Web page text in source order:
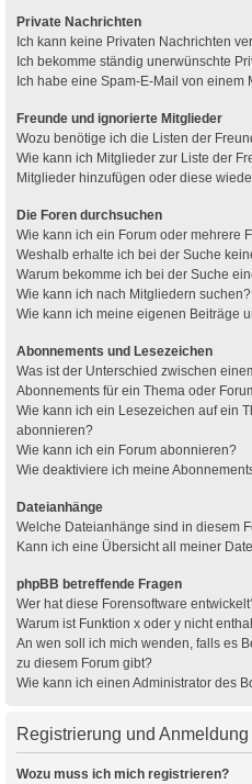
Private Nachrichten
Ich kann keine Privaten Nachrichten
Ich bekomme ständig unerwünschte
Ich habe eine Spam-E-Mail von einem
Freunde und ignorierte Mitglieder
Wozu benötige ich die Listen der
Wie kann ich Mitglieder zur Liste der
Mitglieder hinzufügen oder diese
Die Foren durchsuchen
Wie kann ich ein Forum oder mehrere
Weshalb erhalte ich bei der Suche
Warum bekomme ich bei der Suche
Wie kann ich nach Mitgliedern suchen?
Wie kann ich meine eigenen Beiträge
Abonnements und Lesezeichen
Was ist der Unterschied zwischen
Abonnements für ein Thema oder
Wie kann ich ein Lesezeichen auf ein
abonnieren?
Wie kann ich ein Forum abonnieren?
Wie deaktiviere ich meine
Dateianhänge
Welche Dateianhänge sind in diesem
Kann ich eine Übersicht all meiner
phpBB betreffende Fragen
Wer hat diese Forensoftware
Warum ist Funktion x oder y nicht
An wen soll ich mich wenden, falls es
zu diesem Forum gibt?
Wie kann ich einen Administrator des
Registrierung und Anmeldung
Wozu muss ich mich registrieren?